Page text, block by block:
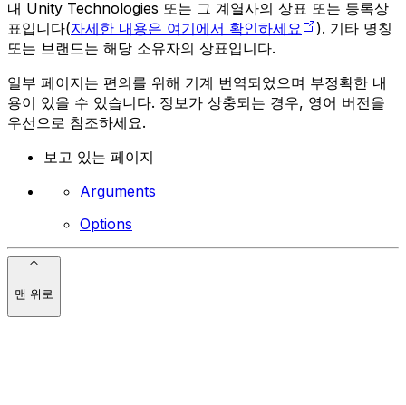
내 Unity Technologies 또는 그 계열사의 상표 또는 등록상
표입니다(자세한 내용은 여기에서 확인하세요
). 기타 명칭
또는 브랜드는 해당 소유자의 상표입니다.
일부 페이지는 편의를 위해 기계 번역되었으며 부정확한 내
용이 있을 수 있습니다. 정보가 상충되는 경우, 영어 버전을
우선으로 참조하세요.
보고 있는 페이지
Arguments
Options
맨 위로